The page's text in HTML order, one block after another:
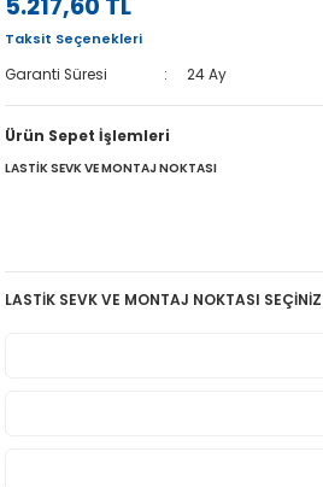
5.217,60 TL
Taksit Seçenekleri
Garanti Süresi
24 Ay
Ürün Sepet İşlemleri
LASTİK SEVK VE MONTAJ NOKTASI
LASTİK SEVK VE MONTAJ NOKTASI SEÇİNİZ